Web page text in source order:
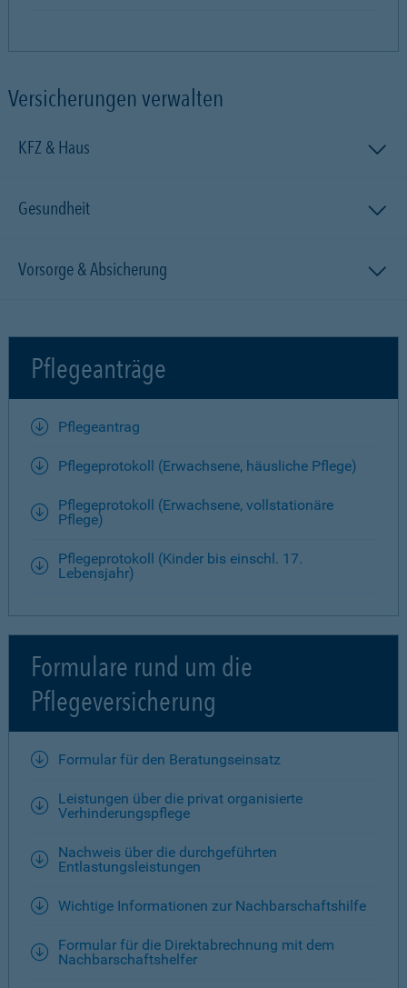
Versicherungen verwalten
KFZ & Haus
Gesundheit
Vorsorge & Absicherung
Pflegeanträge
Pflegeantrag
Pflegeprotokoll (Erwachsene, häusliche Pflege)
Pflegeprotokoll (Erwachsene, vollstationäre
Pflege)
Pflegeprotokoll (Kinder bis einschl. 17.
Lebensjahr)
Formulare rund um die
Pflegeversicherung
Formular für den Beratungseinsatz
Leistungen über die privat organisierte
Verhinderungspflege
Nachweis über die durchgeführten
Entlastungsleistungen
Wichtige Informationen zur Nachbarschaftshilfe
Formular für die Direktabrechnung mit dem
Nachbarschaftshelfer